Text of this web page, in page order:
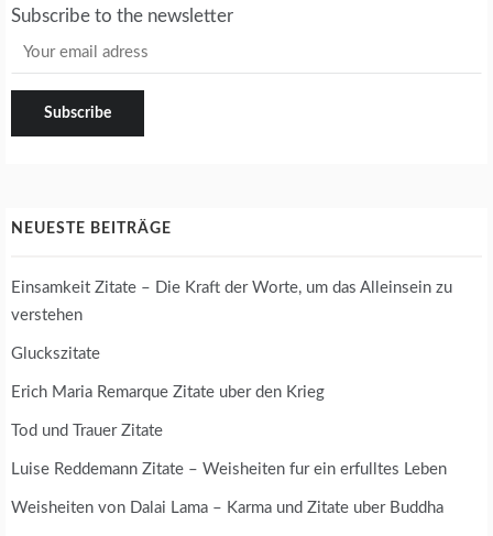
Subscribe to the newsletter
NEUESTE BEITRÄGE
Einsamkeit Zitate – Die Kraft der Worte, um das Alleinsein zu
verstehen
Gluckszitate
Erich Maria Remarque Zitate uber den Krieg
Tod und Trauer Zitate
Luise Reddemann Zitate – Weisheiten fur ein erfulltes Leben
Weisheiten von Dalai Lama – Karma und Zitate uber Buddha